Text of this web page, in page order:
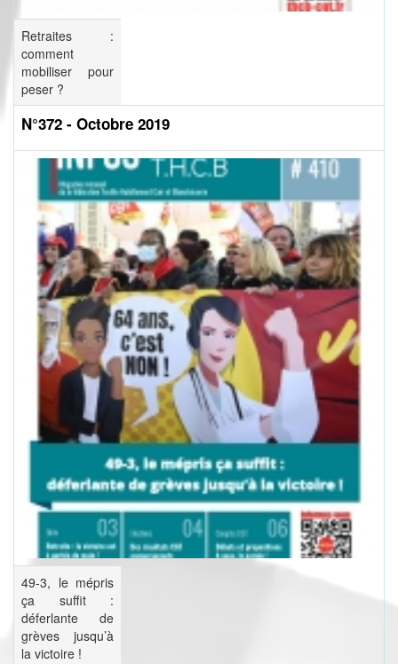
Retraites :
comment
mobiliser pour
peser ?
N°372 - Octobre 2019
49-3, le mépris
ça suffit :
déferlante de
grèves jusqu’à
la victoire !